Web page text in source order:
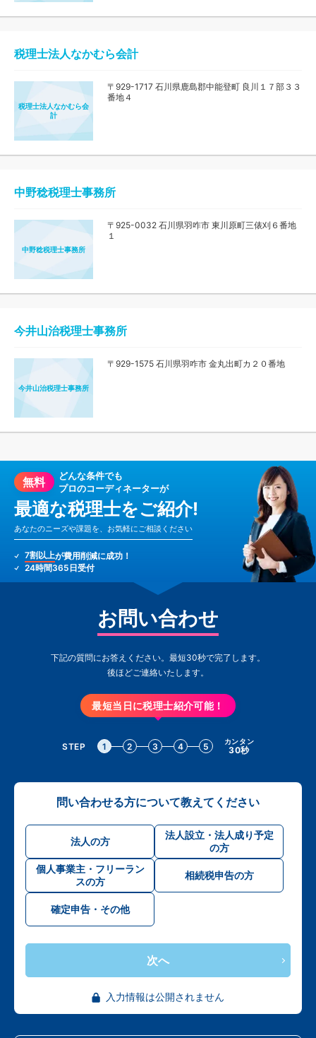
税理士法人なかむら会計
税理士法人なかむら会
計
〒929-1717 石川県鹿島郡中能登町 良川１７部３３
番地４
中野稔税理士事務所
中野稔税理士事務所
〒925-0032 石川県羽咋市 東川原町三俵刈６番地
１
今井山治税理士事務所
今井山治税理士事務所
〒929-1575 石川県羽咋市 金丸出町カ２０番地
無料
どんな条件でも
プロのコーディネーターが
最適な税理士をご紹介!
あなたのニーズや課題を、お気軽にご相談ください
7割以上が費用削減に成功！
24時間365日受付
お問い合わせ
下記の質問にお答えください。最短30秒で完了します。
後ほどご連絡いたします。
最短当日に税理士紹介可能！
STEP 1 2 3 4 5 カンタン
30秒
問い合わせる方について教えてください
法人の方
法人設立・法人成り予定
の方
個人事業主・フリーラン
スの方
相続税申告の方
確定申告・その他
次へ
入力情報は公開されません